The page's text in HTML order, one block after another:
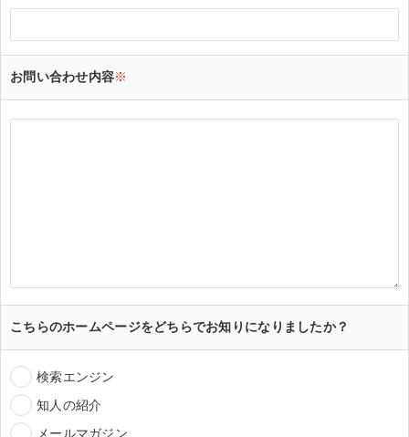
お問い合わせ内容※
こちらのホームページをどちらでお知りになりましたか？
検索エンジン
知人の紹介
メールマガジン